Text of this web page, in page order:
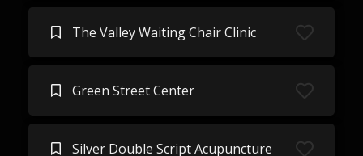
The Valley Waiting Chair Clinic
Green Street Center
Silver Double Script Acupuncture